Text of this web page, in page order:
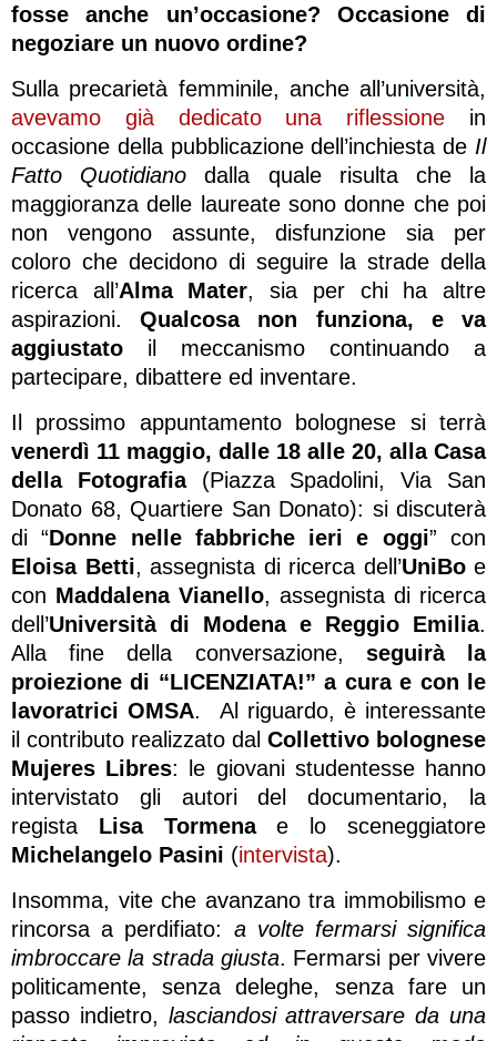
fosse anche un’occasione? Occasione di
negoziare un nuovo ordine?
Sulla precarietà femminile, anche all’università,
avevamo già dedicato una riflessione in
occasione della pubblicazione dell’inchiesta de Il
Fatto Quotidiano dalla quale risulta che la
maggioranza delle laureate sono donne che poi
non vengono assunte, disfunzione sia per
coloro che decidono di seguire la strade della
ricerca all’Alma Mater, sia per chi ha altre
aspirazioni.Qualcosa non funziona, e va
aggiustato il meccanismo continuando a
partecipare, dibattere ed inventare.
Il prossimo appuntamento bolognese si terrà
venerdì 11 maggio, dalle 18 alle 20, alla Casa
della Fotografia(Piazza Spadolini, Via San
Donato 68, Quartiere San Donato): si discuterà
di “Donne nelle fabbriche ieri e oggi” con
Eloisa Betti, assegnista di ricerca dell’UniBoe
con Maddalena Vianello, assegnista di ricerca
dell’Università di Modena e Reggio Emilia.
Alla fine della conversazione, seguirà la
proiezione di “LICENZIATA!” a cura e con le
lavoratrici OMSA. Al riguardo, è interessante
il contributo realizzato dal Collettivo bolognese
Mujeres Libres: le giovani studentesse hanno
intervistato gli autori del documentario, la
regista Lisa Tormenae lo sceneggiatore
Michelangelo Pasini (intervista).
Insomma, vite che avanzano tra immobilismo e
rincorsa a perdifiato: a volte fermarsi significa
imbroccare la strada giusta. Fermarsi per vivere
politicamente, senza deleghe, senza fare un
passo indietro, lasciandosi attraversare da una